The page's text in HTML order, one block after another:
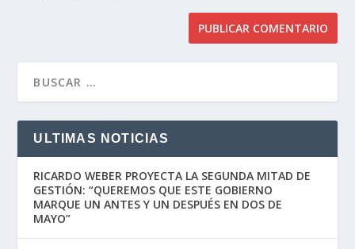
ULTIMAS NOTICIAS
RICARDO WEBER PROYECTA LA SEGUNDA MITAD DE
GESTIÓN: “QUEREMOS QUE ESTE GOBIERNO
MARQUE UN ANTES Y UN DESPUÉS EN DOS DE
MAYO”